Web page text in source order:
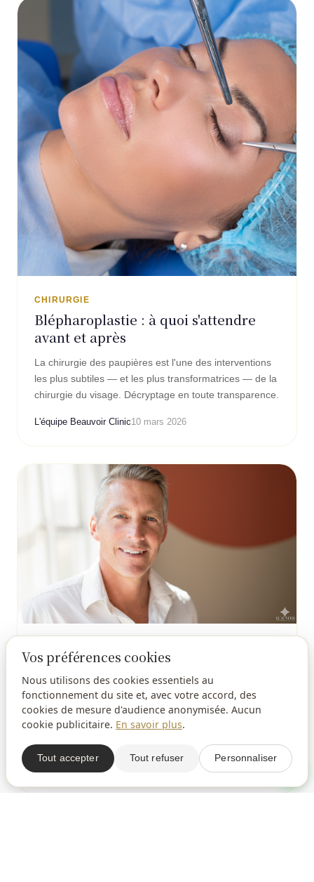
CHIRURGIE
Blépharoplastie : à quoi s'attendre
avant et après
La chirurgie des paupières est l'une des interventions
les plus subtiles — et les plus transformatrices — de la
chirurgie du visage. Décryptage en toute transparence.
L'équipe Beauvoir Clinic10 mars 2026
Premier rendez-vous en clinique :
guide pour les hommes
Discrétion, résultats naturels, approche médicale. Tout
ce qu'un homme doit savoir avant sa première
consultation en médecine esthétique.
L'équipe Beauvoir Clinic
Vos préférences cookies
Nous utilisons des cookies essentiels au
fonctionnement du site et, avec votre accord, des
cookies de mesure d'audience anonymisée. Aucun
cookie publicitaire. En savoir plus.
Tout accepter Tout refuser Personnaliser